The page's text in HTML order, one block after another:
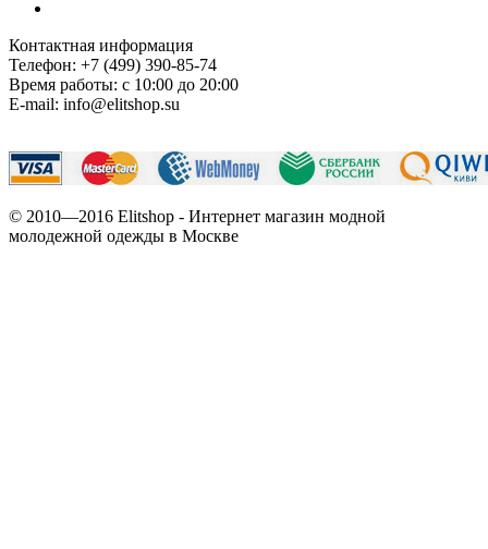
Контактная информация
Телефон: +7 (499) 390-85-74
Время работы: с 10:00 до 20:00
E-mail: info@elitshop.su
© 2010—2016 Elitshop - Интернет магазин модной
молодежной одежды в Москве